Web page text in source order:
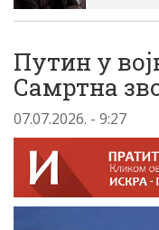
Путин у
Самртна
07.07.2026. - 9:27